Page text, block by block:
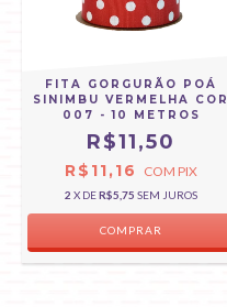
FITA GORGURÃO POÁ
SINIMBU VERMELHA COR
007 - 10 METROS
R$11,50
R$11,16 COM PIX
2 X DER$5,75 SEM JUROS
COMPRAR